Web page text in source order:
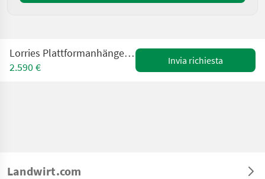
Lorries Plattformanhänger PT75-2617 KIPPBAR / ABSENKBAR!
2.590 €
Invia richiesta
Landwirt.com